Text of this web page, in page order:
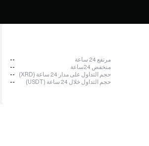
مرتفع 24 ساعة
--
منخفض 24ساعة
--
حجم التداول على مدار 24 ساعة (XRD)
--
حجم التداول خلال 24 ساعة (USDT)
--